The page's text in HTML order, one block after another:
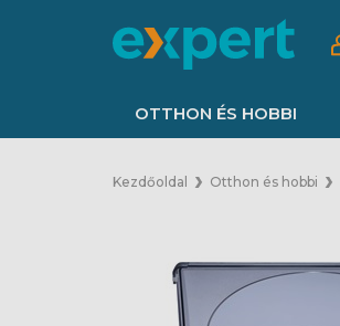
OTTHON ÉS HOBBI
Kezdőoldal Otthon és hobbi